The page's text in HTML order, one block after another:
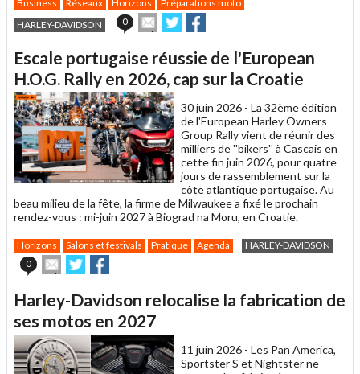
Business Réseaux Horizons
Préparations moto
HARLEY-DAVIDSON
0
Envoyer
cet
à
un
ami
Partager
sur sur
Escale portugaise réussie de l'European
H.O.G. Rally en 2026, cap sur la Croatie
30 juin 2026 - La 32ème édition
de l'European Harley Owners
Group Rally vient de réunir des
milliers de ''bikers'' à Cascais en
cette fin juin 2026, pour quatre
jours de rassemblement sur la
côte atlantique portugaise. Au
beau milieu de la fête, la firme de Milwaukee a fixé le prochain
rendez-vous : mi-juin 2027 à Biograd na Moru, en Croatie.
Horizons Salons et festivals Pratique Agenda
HARLEY-DAVIDSON
0
Envoyer
cet
un
ami
Partager
sur sur
Harley-Davidson relocalise la fabrication de
ses motos en 2027
11 juin 2026 - Les Pan America,
Sportster S et Nightster ne